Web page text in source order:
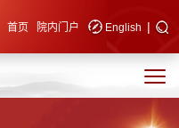
首页 院内门户 English |